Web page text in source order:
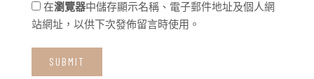
在瀏覽器中儲存顯示名稱、電子郵件地址及個人網
站網址，以供下次發佈留言時使用。